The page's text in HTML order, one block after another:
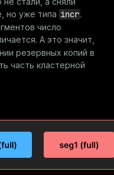
но уже типа incr.
число
А это значит,
резервных копий в
часть кластерной